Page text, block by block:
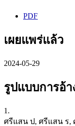
PDF
เผยแพร่แล้ว
2024-05-29
รูปแบบการอ้า
1.
ศรีแสน ป, ศรีแสน ร,